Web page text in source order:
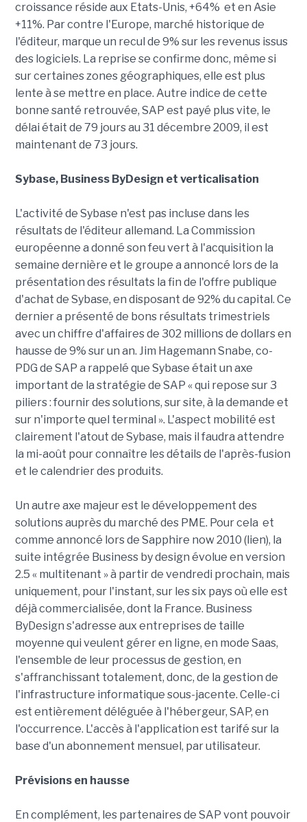
croissance réside aux Etats-Unis, +64% et en Asie
+11%. Par contre l'Europe, marché historique de
l'éditeur, marque un recul de 9% sur les revenus issus
des logiciels. La reprise se confirme donc, même si
sur certaines zones géographiques, elle est plus
lente à se mettre en place. Autre indice de cette
bonne santé retrouvée, SAP est payé plus vite, le
délai était de 79 jours au 31 décembre 2009, il est
maintenant de 73 jours.
Sybase, Business ByDesign et verticalisation
L'activité de Sybase n'est pas incluse dans les
résultats de l'éditeur allemand. La Commission
européenne a donné son feu vert à l'acquisition la
semaine dernière et le groupe a annoncé lors de la
présentation des résultats la fin de l'offre publique
d'achat de Sybase, en disposant de 92% du capital. Ce
dernier a présenté de bons résultats trimestriels
avec un chiffre d'affaires de 302 millions de dollars en
hausse de 9% sur un an. Jim Hagemann Snabe, co-
PDG de SAP a rappelé que Sybase était un axe
important de la stratégie de SAP « qui repose sur 3
piliers : fournir des solutions, sur site, à la demande et
sur n'importe quel terminal ». L'aspect mobilité est
clairement l'atout de Sybase, mais il faudra attendre
la mi-août pour connaître les détails de l'après-fusion
et le calendrier des produits.
Un autre axe majeur est le développement des
solutions auprès du marché des PME. Pour cela et
comme annoncé lors de Sapphire now 2010 (lien), la
suite intégrée Business by design évolue en version
2.5 « multitenant » à partir de vendredi prochain, mais
uniquement, pour l'instant, sur les six pays où elle est
déjà commercialisée, dont la France. Business
ByDesign s'adresse aux entreprises de taille
moyenne qui veulent gérer en ligne, en mode Saas,
l'ensemble de leur processus de gestion, en
s'affranchissant totalement, donc, de la gestion de
l'infrastructure informatique sous-jacente. Celle-ci
est entièrement déléguée à l'hébergeur, SAP, en
l'occurrence. L'accès à l'application est tarifé sur la
base d'un abonnement mensuel, par utilisateur.
Prévisions en hausse
En complément, les partenaires de SAP vont pouvoir